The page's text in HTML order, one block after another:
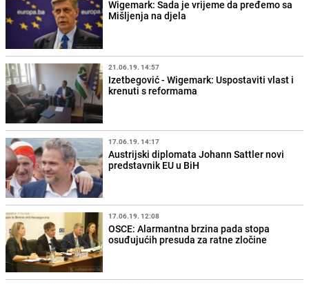
Wigemark: Sada je vrijeme da pređemo sa
Mišljenja na djela
21.06.19. 14:57
Izetbegović - Wigemark: Uspostaviti vlast i
krenuti s reformama
17.06.19. 14:17
Austrijski diplomata Johann Sattler novi
predstavnik EU u BiH
17.06.19. 12:08
OSCE: Alarmantna brzina pada stopa
osuđujućih presuda za ratne zločine